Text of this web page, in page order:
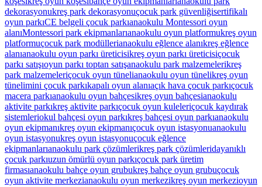
dekorasyonukreş park dekorasyonuçocuk park güvenliğisertifikalı
oyun parkıCE belgeli çocuk parkıanaokulu Montessori oyun
alanıMontessori park ekipmanlarıanaokulu oyun platformukreş oyun
platformuçocuk park modüllerianaokulu eğlence alanıkreş eğlence
alanıanaokulu oyun parkı üreticisikreş oyun parkı üreticisiçocuk
parkı satışıoyun parkı toptan satışanaokulu park malzemelerikreş
park malzemeleriçocuk oyun tünelianaokulu oyun tünelikreş oyun
tünelimini çocuk parkıkapalı oyun alanıaçık hava çocuk parkıçocuk
macera parkıanaokulu oyun bahçesikreş oyun bahçesianaokulu
aktivite parkıkreş aktivite parkıçocuk oyun kuleleriçocuk kaydırak
sistemleriokul bahçesi oyun parkıkreş bahçesi oyun parkıanaokulu
oyun ekipmanıkreş oyun ekipmanıçocuk oyun istasyonuanaokulu
oyun istasyonukreş oyun istasyonuçocuk eğlence
ekipmanlarıanaokulu park çözümlerikreş park çözümleridayanıklı
çocuk parkıuzun ömürlü oyun parkıçocuk park üretim
firmasıanaokulu bahçe oyun grubukreş bahçe oyun grubuçocuk
oyun aktivite merkezianaokulu oyun merkezikreş oyun merkezioyun